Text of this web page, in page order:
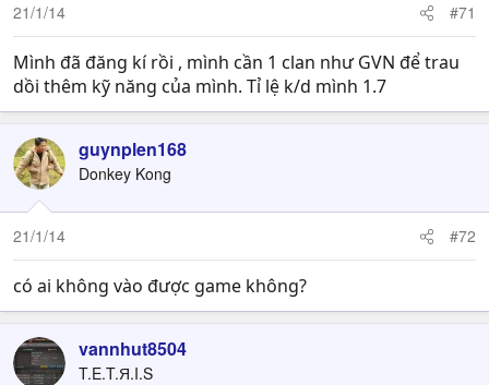
21/1/14 #71
Mình đã đăng kí rồi , mình cần 1 clan như GVN để trau
dồi thêm kỹ năng của mình. Tỉ lệ k/d mình 1.7
guynplen168
Donkey Kong
21/1/14 #72
có ai không vào được game không?
vannhut8504
T.E.T.Я.I.S